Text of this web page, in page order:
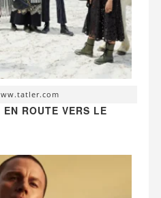
ROUTE VERS LE